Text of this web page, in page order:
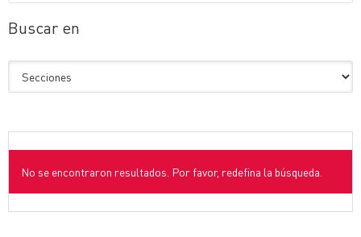
Buscar en
No se encontraron resultados. Por favor, redefina la búsqueda.